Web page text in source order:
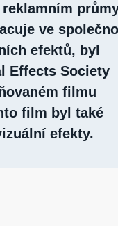
ve
efektů, byl
Effects Society
filmu
film byl také
efekty.